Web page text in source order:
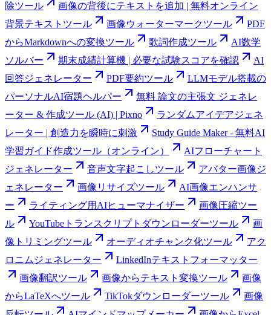
除ツール
画像の背後にテキストを追加 | 無料オンライン
背景テキストツール
画像ウォーターマークツール
PDF
からMarkdownへの変換ツール
歌詞作成ツール
AI数学
ソルバー
期末成績計算機 | 必要な試験スコアを確認
AI
回答ジェネレーター
PDF要約ツール
LLMモデル搭載の
パーソナルAI宿題ヘルパー
無料 論文の主張文 ジェネレ
ーター & 作成ツール (AI) | Pixno
ランダムアイデアジェネ
レーター | 創造力を瞬時に刺激
Study Guide Maker - 無料AI
学習ガイド作成ツール（オンライン）
AIフローチャート
ジェネレーター
音声文字起こしツール
アバター画像ジ
ェネレーター
画像リサイズツール
AI画像エンハンサ
ー
ライティング用AIヒューマナイザー
画像圧縮ツー
ル
YouTubeトランスクリプトダウンローダーツール
画
像トリミングツール
オーディオチャンク化ツール
アク
ロニムジェネレーター
LinkedInテキストフォーマッター
画像翻訳ツール
画像からテキスト変換ツール
画像
からLaTeXへツール
TikTokダウンローダーツール
画像